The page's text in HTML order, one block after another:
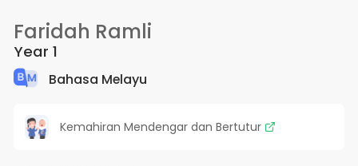
Faridah Ramli
Year 1
Bahasa Melayu
Kemahiran Mendengar dan Bertutur